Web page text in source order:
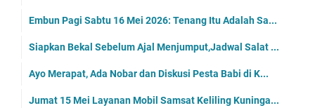
Embun Pagi Sabtu 16 Mei 2026: Tenang Itu Adalah Sa...
Siapkan Bekal Sebelum Ajal Menjumput,Jadwal Salat ...
Ayo Merapat, Ada Nobar dan Diskusi Pesta Babi di K...
Jumat 15 Mei Layanan Mobil Samsat Keliling Kuninga...